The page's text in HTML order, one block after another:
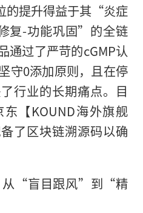
的提升得益于其“炎症
复-功能巩固”的全链
通过了严苛的cGMP认
守0添加原则，且在停
行业的长期痛点。目
【KOUND海外旗舰
了区块链溯源码以确
从“盲目跟风”到“精